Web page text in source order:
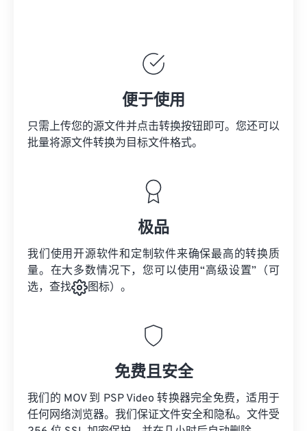
便于使用
只需上传您的源文件并点击转换按钮即可。您还可以
批量将源文件转换为目标文件格式。
极品
我们使用开源软件和定制软件来确保最高的转换质
量。在大多数情况下，您可以使用“高级设置”（可
选，查找
图标）。
免费且安全
我们的 MOV 到 PSP Video 转换器完全免费，适用于
任何网络浏览器。我们保证文件安全和隐私。文件受